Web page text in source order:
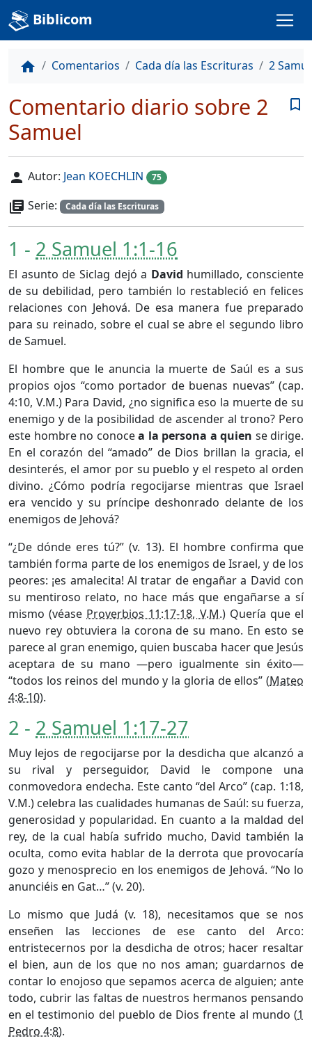
Biblicom
home Comentarios Cada día las Escrituras 2
bookmark_border
Comentario diario sobre 2
Samuel
person Autor: Jean KOECHLIN 75
library_books Serie: Cada día las Escrituras
1 - 2 Samuel 1:1-16
El asunto de Siclag dejó a David humillado, consciente
de su debilidad, pero también lo restableció en felices
relaciones con Jehová. De esa manera fue preparado
para su reinado, sobre el cual se abre el segundo libro
de Samuel.
El hombre que le anuncia la muerte de Saúl es a sus
propios ojos “como portador de buenas nuevas” (cap.
4:10, V.M.) Para David, ¿no significa eso la muerte de su
enemigo y de la posibilidad de ascender al trono? Pero
este hombre no conocea la persona a quien se dirige.
En el corazón del “amado” de Dios brillan la gracia, el
desinterés, el amor por su pueblo y el respeto al orden
divino. ¿Cómo podría regocijarse mientras que Israel
era vencido y su príncipe deshonrado delante de los
enemigos de Jehová?
“¿De dónde eres tú?” (v. 13). El hombre confirma que
también forma parte de los enemigos de Israel, y de los
peores: ¡es amalecita! Al tratar de engañar a David con
su mentiroso relato, no hace más que engañarse a sí
mismo (véase Proverbios 11:17-18, V.M.) Quería que el
nuevo rey obtuviera la corona de su mano. En esto se
parece al gran enemigo, quien buscaba hacer que Jesús
aceptara de su mano —pero igualmente sin éxito—
“todos los reinos del mundo y la gloria de ellos” (Mateo
4:8-10).
2 - 2 Samuel 1:17-27
Muy lejos de regocijarse por la desdicha que alcanzó a
su rival y perseguidor, David le compone una
conmovedora endecha. Este canto “del Arco” (cap. 1:18,
V.M.) celebra las cualidades humanas de Saúl: su fuerza,
generosidad y popularidad. En cuanto a la maldad del
rey, de la cual había sufrido mucho, David también la
oculta, como evita hablar de la derrota que provocaría
gozo y menosprecio en los enemigos de Jehová. “No lo
anunciéis en Gat…” (v. 20).
Lo mismo que Judá (v. 18), necesitamos que se nos
enseñen las lecciones de ese canto del Arco:
entristecernos por la desdicha de otros; hacer resaltar
el bien, aun de los que no nos aman; guardarnos de
contar lo enojoso que sepamos acerca de alguien; ante
todo, cubrir las faltas de nuestros hermanos pensando
en el testimonio del pueblo de Dios frente al mundo (1
Pedro 4:8).